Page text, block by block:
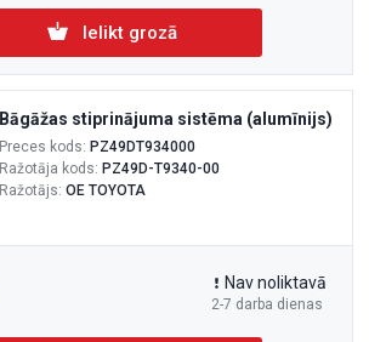
Ielikt grozā
Bāgāžas stiprinājuma sistēma (alumīnijs)
Preces kods: PZ49DT934000
Ražotāja kods: PZ49D-T9340-00
Ražotājs: OE TOYOTA
2-7 darba dienas
Nav noliktavā